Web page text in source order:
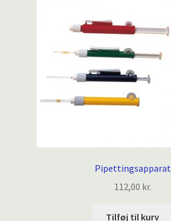
Pipettingsapparat
112,00 kr.
Tilføj til kurv